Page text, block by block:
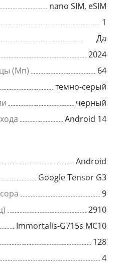
nano SIM, eSIM
1
Да
2024
(Мп)
64
темно-серый
черный
Android 14
Android
Google Tensor G3
9
2910
Immortalis-G715s MC10
128
4